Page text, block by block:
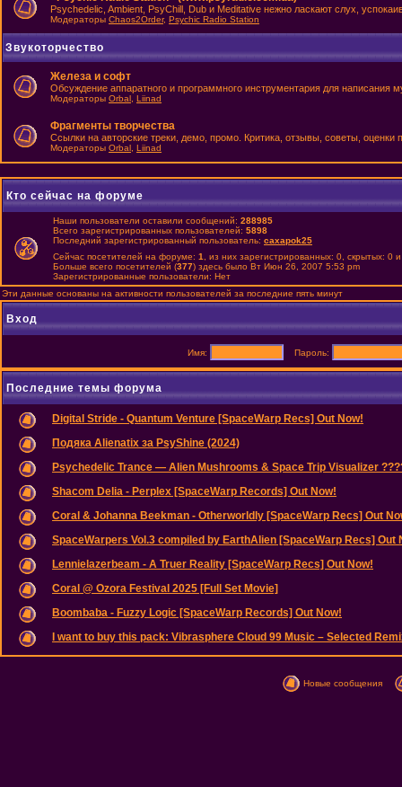
Psychedelic, Ambient, PsyChill, Dub и Meditative нежно ласкают слух,
Модераторы Chaos2Order, Psychic Radio Station
Звукоторчество
Железа и софт
Обсуждение аппаратного и программного инструментария для написания
Модераторы Orbal Liinad
Фрагменты творчества
Ссылки на авторские треки, демо, промо. Критика, отзывы, советы, оценки
Модераторы Orbal Liinad
Кто сейчас на форуме
Наши пользователи оставили сообщений: 288985
Всего зарегистрированных пользователей: 5898
Последний зарегистрированный пользователь: caxapok25
Сейчас посетителей на форуме: 1
, из них зарегистрированных: 0, скрытых:
Больше всего посетителей (377) здесь было Вт Июн 26, 2007 5:53 pm
Зарегистрированные пользователи: Нет
Эти данные основаны на активности пользователей за последние пять минут
Вход
Имя: Пароль:
Последние темы форума
Digital Stride - Quantum Venture [SpaceWarp Recs] Out Now!
Подяка Alienatix за PsyShine (2024)
Psychedelic Trance — Alien Mushrooms & Space Trip Visualizer
Shacom Delia - Perplex [SpaceWarp Records] Out Now!
Coral & Johanna Beekman - Otherworldly [SpaceWarp Recs] Out
SpaceWarpers Vol.3 compiled by EarthAlien [SpaceWarp Recs] Out
Lennielazerbeam - A Truer Reality [SpaceWarp Recs] Out Now!
Coral @ Ozora Festival 2025 [Full Set Movie]
Boombaba - Fuzzy Logic [SpaceWarp Records] Out Now!
I want to buy this pack: Vibrasphere Cloud 99 Music – Selected
Новые сообщения